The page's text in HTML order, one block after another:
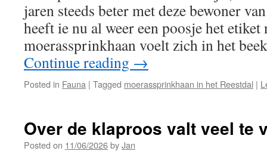
jaren steeds beter met deze bewoner
heeft ie nu al weer een poosje het
moerassprinkhaan voelt zich in het
Continue reading →
Posted in Fauna | Tagged moerassprinkhaan in het Reestdal |
Over de klaproos valt veel te
Posted on 11/06/2026byJan